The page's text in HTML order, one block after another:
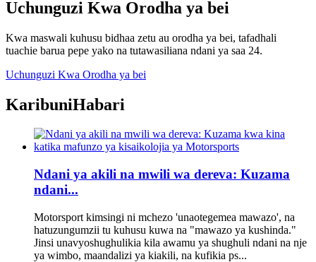
Uchunguzi Kwa Orodha ya bei
Kwa maswali kuhusu bidhaa zetu au orodha ya bei, tafadhali
tuachie barua pepe yako na tutawasiliana ndani ya saa 24.
Uchunguzi Kwa Orodha ya bei
KaribuniHabari
Ndani ya akili na mwili wa dereva: Kuzama
ndani...
Motorsport kimsingi ni mchezo 'unaotegemea mawazo', na
hatuzungumzii tu kuhusu kuwa na "mawazo ya kushinda."
Jinsi unavyoshughulikia kila awamu ya shughuli ndani na nje
ya wimbo, maandalizi ya kiakili, na kufikia ps...